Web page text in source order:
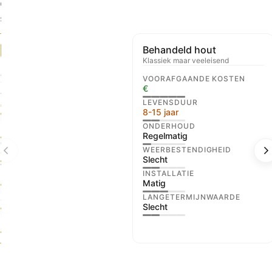
ontdek waarom gegalvaniseerd staal op lange termijn de
slimste keuze is voor je tuin.
Verzinkt + structuurpoedercoating
VOORAFGAANDE KOSTEN
€€€
ONDERHOUD
Geen
WEERBESTENDIGHEID
Gemakkelijk
Behandeld hout
Klassiek maar veeleisend
VOORAFGAANDE KOSTEN
€
LEVENSDUUR
8-15 jaar
ONDERHOUD
Regelmatig
WEERBESTENDIGHEID
Slecht
INSTALLATIE
Matig
LANGETERMIJNWAARDE
Slecht